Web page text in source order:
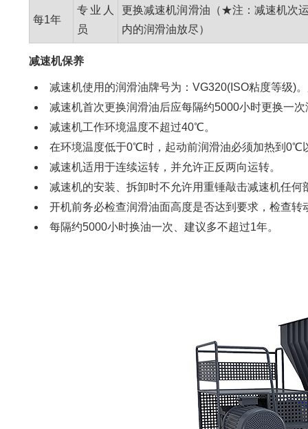
每1年
专业人
员
更换减速机润滑油（★注：减速机次
内的润滑油放尽）
减速机保养
减速机使用的润滑油牌号为：VG320(ISO粘度等级)
减速机首次更换润滑油后应每隔约5000小时更换一次
减速机工作环境温度不超过40℃。
在环境温度低于0℃时，起动前润滑油必须加热到0℃
减速机适用于连续运转，并允许正反两向运转。
减速机的安装、拆卸时不允许用重锤敲击减速机任何
开机前务必检查润滑油面高度是否达到要求，检查转
每隔约5000小时换油一次、建议多不超过1年。